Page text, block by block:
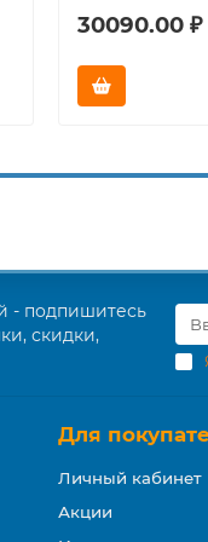
30090.00 ₽
- подпишитесь
скидки,
Для
Личный кабинет
Акции